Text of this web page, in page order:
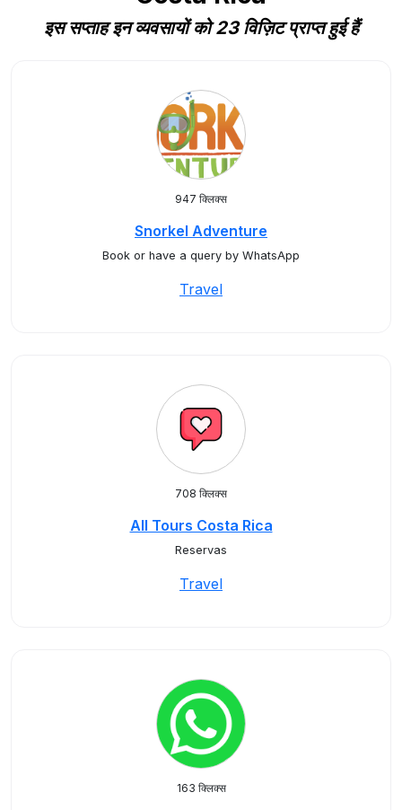
इस सप्ताह इन व्यवसायों को 23 विज़िट प्राप्त हुई हैं
947 क्लिक्स
Snorkel Adventure
Book or have a query by WhatsApp
Travel
708 क्लिक्स
All Tours Costa Rica
Reservas
Travel
163 क्लिक्स